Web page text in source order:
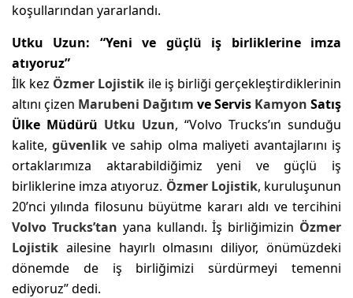
koşullarından yararlandı.
Utku Uzun: “Yeni ve güçlü iş birliklerine imza
atıyoruz”
İlk kez Özmer Lojistik ile iş birliği gerçekleştirdiklerinin
altını çizen Marubeni Dağıtım ve Servis Kamyon Satış
Ülke Müdürü Utku Uzun, “Volvo Trucks’ın sunduğu
kalite,güvenlik ve sahip olma maliyeti avantajlarını iş
ortaklarımıza aktarabildiğimiz yeni ve güçlü iş
birliklerine imza atıyoruz. Özmer Lojistik, kuruluşunun
20’nci yılında filosunu büyütme kararı aldı ve tercihini
Volvo Trucks’tan yana kullandı. İş birliğimizin Özmer
Lojistik ailesine hayırlı olmasını diliyor, önümüzdeki
dönemde de iş birliğimizi sürdürmeyi temenni
ediyoruz” dedi.